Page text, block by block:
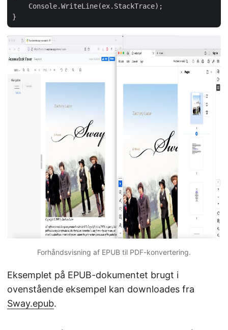
    Console.WriteLine(ex.StackTrace);
Forhåndsvisning af EPUB til PDF-konvertering.
Eksemplet på EPUB-dokumentet brugt i
ovenstående eksempel kan downloades fra
Sway.epub.